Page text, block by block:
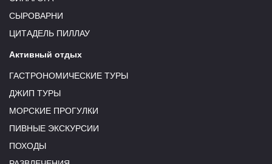
СЫРОВАРНИ
ЦИТАДЕЛЬ ПИЛЛАУ
Активный отдых
ГАСТРОНОМИЧЕСКИЕ ТУРЫ
ДЖИП ТУРЫ
МОРСКИЕ ПРОГУЛКИ
ПИВНЫЕ ЭКСКУРСИИ
ПОХОДЫ